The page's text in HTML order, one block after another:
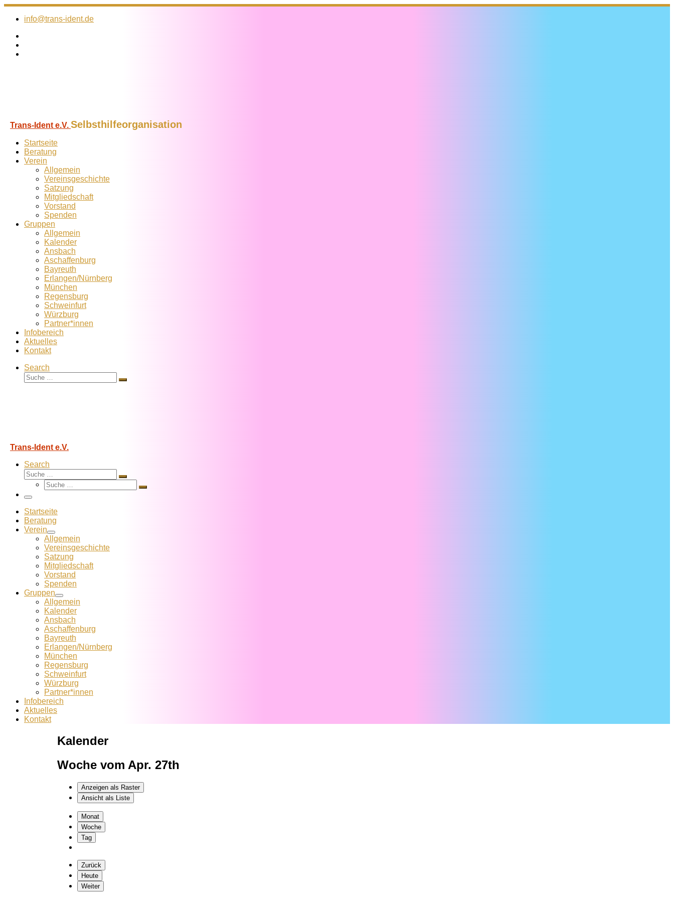
Zum
Inhalt
info@trans-ident.de
Trans-Ident e.V. Selbsthilfeorganisation
Startseite
Beratung
Verein
Allgemein
Vereins­geschichte
Satzung
Mitglied­schaft
Vorstand
Spenden
Gruppen
Allgemein
Kalender
Ansbach
Aschaffenburg
Bayreuth
Erlangen/Nürnberg
München
Regensburg
Schweinfurt
Würzburg
Partner*innen
Infobereich
Aktuelles
Kontakt
Search
Suche
Suche
Trans-Ident e.V.
Search
Suche
Suche
Suche
Suche
Menü
Startseite
Beratung
Verein
Allgemein
Vereins­geschichte
Satzung
Mitglied­schaft
Vorstand
Spenden
Gruppen
Allgemein
Kalender
Ansbach
Aschaffenburg
Bayreuth
Erlangen/Nürnberg
München
Regensburg
Schweinfurt
Würzburg
Partner*innen
Infobereich
Aktuelles
Kontakt
Kalender
Woche vom Apr. 27th
Anzeigen als Raster
Ansicht als Liste
Monat
Woche
Tag
Zurück
Heute
Weiter